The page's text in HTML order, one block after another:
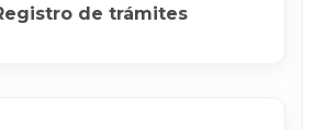
de trámites